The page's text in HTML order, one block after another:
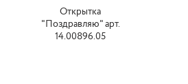
Открытка
"Поздравляю" арт.
14.00896.05